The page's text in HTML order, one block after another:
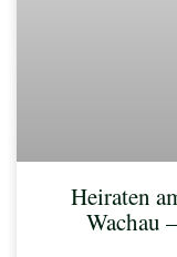
Heiraten
Wachau